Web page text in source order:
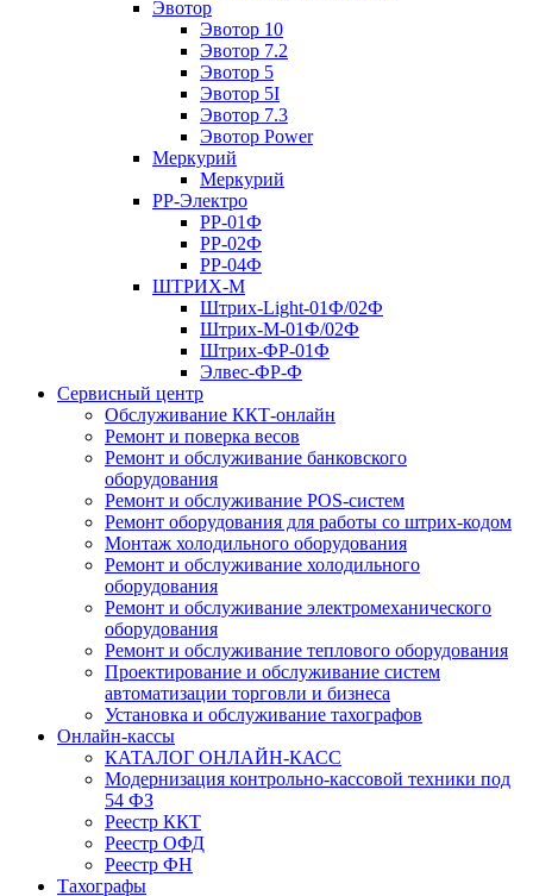
Эвотор
Эвотор 10
Эвотор 7.2
Эвотор 5
Эвотор 5I
Эвотор 7.3
Эвотор Power
Меркурий
Меркурий
РР-Электро
РР-01Ф
РР-02Ф
РР-04Ф
ШТРИХ-М
Штрих-Light-01Ф/02Ф
Штрих-М-01Ф/02Ф
Штрих-ФР-01Ф
Элвес-ФР-Ф
Сервисный центр
Обслуживание ККТ-онлайн
Ремонт и поверка весов
Ремонт и обслуживание банковского
оборудования
Ремонт и обслуживание POS-систем
Ремонт оборудования для работы со штрих-кодом
Монтаж холодильного оборудования
Ремонт и обслуживание холодильного
оборудования
Ремонт и обслуживание электромеханического
оборудования
Ремонт и обслуживание теплового оборудования
Проектирование и обслуживание систем
автоматизации торговли и бизнеса
Установка и обслуживание тахографов
Онлайн-кассы
КАТАЛОГ ОНЛАЙН-КАСС
Модернизация контрольно-кассовой техники под
54 ФЗ
Реестр ККТ
Реестр ОФД
Реестр ФН
Тахографы